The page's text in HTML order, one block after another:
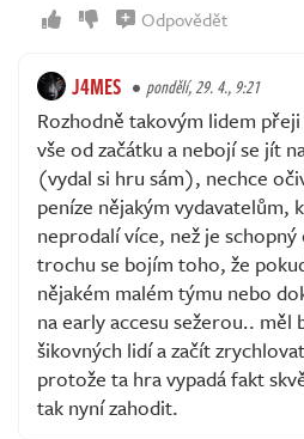
Odpovědět
J4MES pondělí, 29. 4., 9:21
Rozhodně takovým lidem
vše od začátku a nebojí se jít
(vydal si hru sám), nechce
peníze nějakým vydavatelům,
neprodalí více, než je schopný
trochu se bojím toho, že
nějakém malém týmu nebo
na early accesu sežerou..
šikovných lidí a začít
protože ta hra vypadá fakt
tak nyní zahodit.